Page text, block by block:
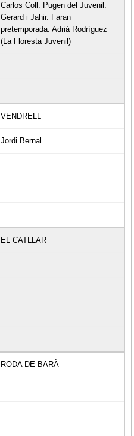
Carlos Coll. Pugen del Juvenil:
Gerard i Jahir. Faran
pretemporada: Adrià Rodríguez
(La Floresta Juvenil)
VENDRELL
Jordi Bernal
EL CATLLAR
RODA DE BARÀ